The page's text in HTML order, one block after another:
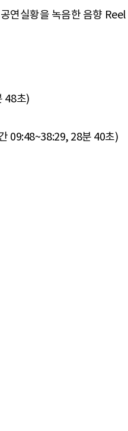
연실황을 녹음한 음향
48초)
09:48~38:29, 28분 40초)